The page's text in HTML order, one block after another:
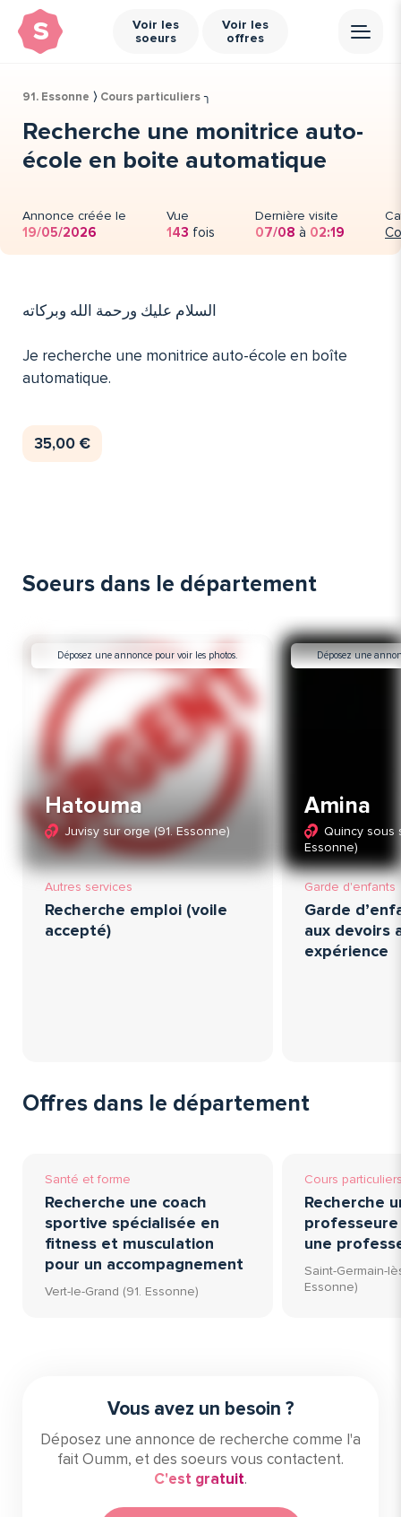
Voir les
soeurs
Voir les
offres
s
91. Essonne ⟩ Cours particuliers ╮
Recherche une monitrice auto-
école en boite automatique
Annonce créée le
19/05/2026
Vue
143 fois
Dernière visite
07/08 à 02:19
‏السلام عليك ورحمة الله وبركاته
Je recherche une monitrice auto-école en boîte
automatique.
35,00 €
Soeurs dans le département
Déposez une annonce pour voir les photos.
Hatouma
Juvisy sur orge (91. Essonne)
Autres services
Recherche emploi (voile
accepté)
Déposez une
Amina
Quincy sous
Essonne)
Garde d'enfants
Garde
aux devoirs
expérience
Offres dans le département
Santé et forme
Recherche une coach
sportive spécialisée en
fitness et musculation
pour un accompagnement
Vert-le-Grand (91. Essonne)
Cours
Recherche
professeure
une
Saint-Germain-
Essonne)
Vous avez un besoin ?
Déposez une annonce de recherche comme l'a
fait Oumm, et des soeurs vous contactent.
C'est gratuit.